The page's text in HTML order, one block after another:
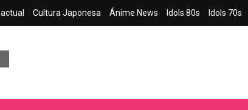
Cultura Japonesa Ánime News Idols 80s Idols 70s